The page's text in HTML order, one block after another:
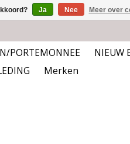
PORTEMONNEE NIEUW
Merken
Ja Nee Meer over